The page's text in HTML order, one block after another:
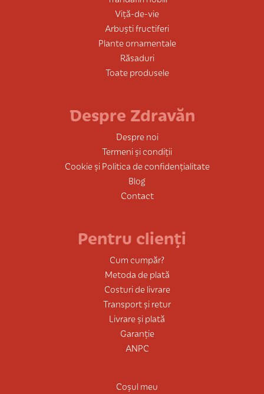
Viță-de-vie
Arbuști fructiferi
Plante ornamentale
Răsaduri
Toate produsele
Despre Zdravăn
Despre noi
Termeni și condiții
Cookie și Politica de confidențialitate
Blog
Contact
Pentru clienți
Cum cumpăr?
Metoda de plată
Costuri de livrare
Transport și retur
Livrare și plată
Garanție
ANPC
Coșul meu